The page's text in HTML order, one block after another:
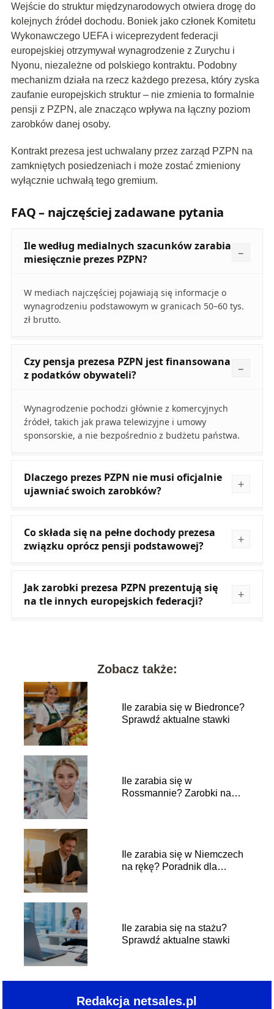
Wejście do struktur międzynarodowych otwiera drogę do
kolejnych źródeł dochodu. Boniek jako członek Komitetu
Wykonawczego UEFA i wiceprezydent federacji
europejskiej otrzymywał wynagrodzenie z Zurychu i
Nyonu, niezależne od polskiego kontraktu. Podobny
mechanizm działa na rzecz każdego prezesa, który zyska
zaufanie europejskich struktur – nie zmienia to formalnie
pensji z PZPN, ale znacząco wpływa na łączny poziom
zarobków danej osoby.
Kontrakt prezesa jest uchwalany przez zarząd PZPN na
zamkniętych posiedzeniach i może zostać zmieniony
wyłącznie uchwałą tego gremium.
FAQ – najczęściej zadawane pytania
Ile według medialnych szacunków zarabia
miesięcznie prezes PZPN?
W mediach najczęściej pojawiają się informacje o
wynagrodzeniu podstawowym w granicach 50–60 tys.
zł brutto.
Czy pensja prezesa PZPN jest finansowana
z podatków obywateli?
Wynagrodzenie pochodzi głównie z komercyjnych
źródeł, takich jak prawa telewizyjne i umowy
sponsorskie, a nie bezpośrednio z budżetu państwa.
Dlaczego prezes PZPN nie musi oficjalnie
ujawniać swoich zarobków?
Co składa się na pełne dochody prezesa
związku oprócz pensji podstawowej?
Jak zarobki prezesa PZPN prezentują się
na tle innych europejskich federacji?
Zobacz także:
Ile zarabia się w Biedronce?
Sprawdź aktualne stawki
Ile zarabia się w
Rossmannie? Zarobki na
Ile zarabia się w Niemczech
na rękę? Poradnik dla
Ile zarabia się na stażu?
Sprawdź aktualne stawki
Redakcja netsales.pl